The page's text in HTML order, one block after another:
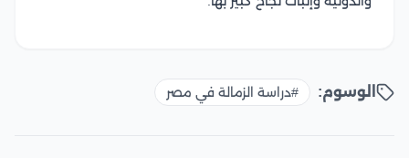
الوسوم: #دراسة الزمالة في مصر